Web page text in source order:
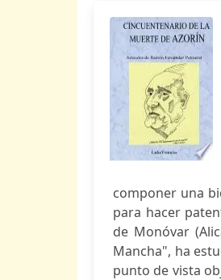
componer una
para hacer
de Monóvar
Mancha", ha
punto de vista